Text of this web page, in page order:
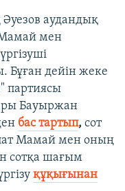
аудандық
Мамай мен
Бұған дейін жеке
партиясы
Бауыржан
бас тартып, сот
Мамай мен оның
сотқа шағым
құқығынан